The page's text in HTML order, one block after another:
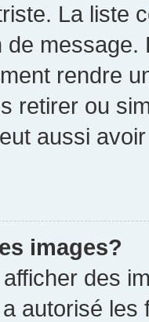
La liste
de
rendre
retirer ou
aussi
images?
des
a autorisé